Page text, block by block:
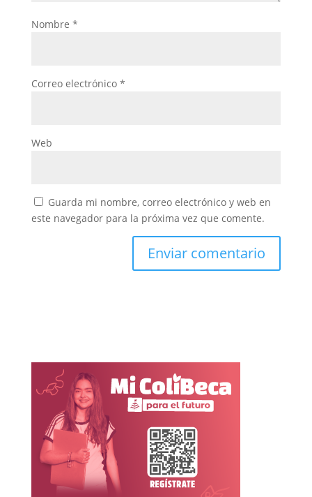
Nombre *
Correo electrónico *
Web
Guarda mi nombre, correo electrónico y web en
este navegador para la próxima vez que comente.